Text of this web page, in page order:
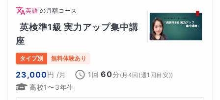
英語 の 月額コース
英検準1級 実力アップ集中講
座
タイプ別 無料体験あり
23,000円 /月 1回 60分 ( 月4回(週1回目安))
高校1〜3年生